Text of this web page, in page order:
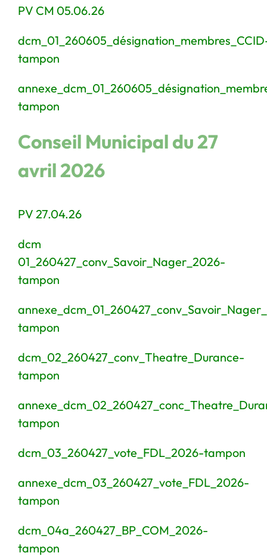
PV CM 05.06.26
tampon
tampon
Conseil Municipal du 27
avril 2026
PV 27.04.26
dcm
01_260427_conv_Savoir_Nager_2026-
tampon
tampon
dcm_02_260427_conv_Theatre_Durance-
tampon
tampon
dcm_03_260427_vote_FDL_2026-tampon
annexe_dcm_03_260427_vote_FDL_2026-
tampon
dcm_04a_260427_BP_COM_2026-
tampon